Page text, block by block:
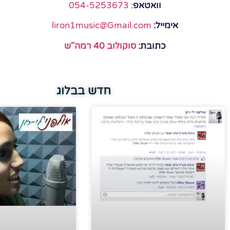
וואטאפ:
054-5253673
אימייל: liron1music@Gmail.com
כתובת: סוקולוב 40 רמה"ש
חדש בבלוג